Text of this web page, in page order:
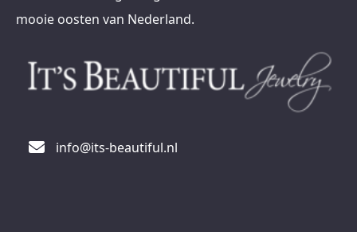
mooie oosten van Nederland.
info@its-beautiful.nl